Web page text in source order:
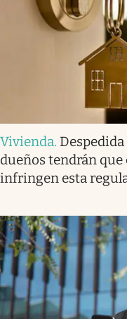
Vivienda.
dueños tendrán
infringen esta